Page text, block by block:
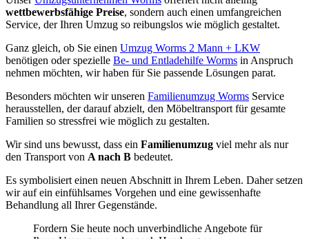
wettbewerbsfähige Preise, sondern auch einen umfangreichen
Service, der Ihren Umzug so reibungslos wie möglich gestaltet.
Ganz gleich, ob Sie einen Umzug Worms 2 Mann + LKW
benötigen oder spezielle Be- und Entladehilfe Worms in Anspruch
nehmen möchten, wir haben für Sie passende Lösungen parat.
Besonders möchten wir unseren Familienumzug Worms Service
herausstellen, der darauf abzielt, den Möbeltransport für gesamte
Familien so stressfrei wie möglich zu gestalten.
Wir sind uns bewusst, dass ein Familienumzug viel mehr als nur
den Transport von A nach B bedeutet.
Es symbolisiert einen neuen Abschnitt in Ihrem Leben. Daher setzen
wir auf ein einfühlsames Vorgehen und eine gewissenhafte
Behandlung all Ihrer Gegenstände.
Fordern Sie heute noch unverbindliche Angebote für